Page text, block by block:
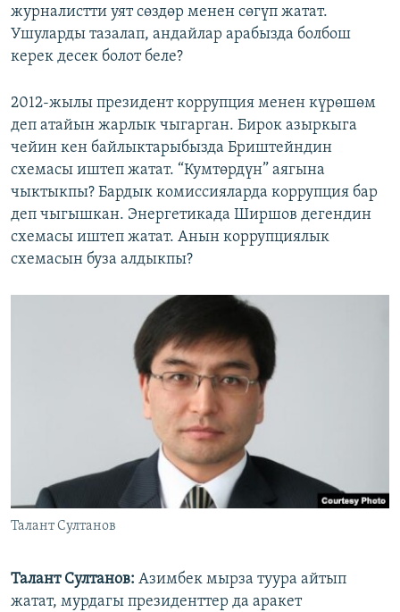
журналистти уят сөздөр менен сөгүп жатат.
Ушуларды тазалап, андайлар арабызда болбош
керек десек болот беле?
2012-жылы президент коррупция менен күрөшөм
деп атайын жарлык чыгарган. Бирок азыркыга
чейин кен байлыктарыбызда Бриштейндин
схемасы иштеп жатат. “Кумтөрдүн” аягына
чыктыкпы? Бардык комиссияларда коррупция бар
деп чыгышкан. Энергетикада Ширшов дегендин
схемасы иштеп жатат. Анын коррупциялык
схемасын буза алдыкпы?
Талант Султанов
Талант Султанов: Азимбек мырза туура айтып
жатат, мурдагы президенттер да аракет